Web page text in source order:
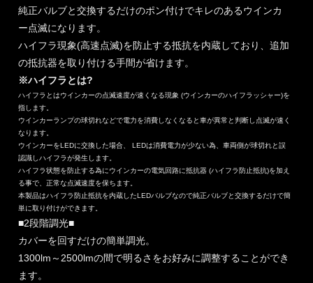
純正バルブと交換するだけのポン付けでキレのあるウインカ
ー点滅になります。
ハイフラ現象(高速点滅)を防止する抵抗を内蔵しており、追加
の抵抗器を取り付ける手間が省けます。
※ハイフラとは?
ハイフラとはウインカーの点滅速度が速くなる現象 (ウインカーのハイフラッシャー)を
指します。
ウインカーランプの球切れなどで電力を消費しなくなると車が異常と判断し点滅が速く
なります。
ウインカーをLEDに交換した場合、 LEDは消費電力が少ない為、車両側が球切れと誤
認識しハイフラが発生します。
ハイフラ状態を防止する為にウインカーの電気回路に抵抗器 (ハイフラ防止抵抗)を加え
る事で、正常な点滅速度を保ちます。
本製品はハイフラ防止抵抗を内蔵したLEDバルブなので純正バルブと交換するだけで簡
単に取り付けができます。
■2段階調光■
カバーを回すだけの簡単調光。
1300lm～2500lmの間で明るさをお好みに調整することができ
ます。